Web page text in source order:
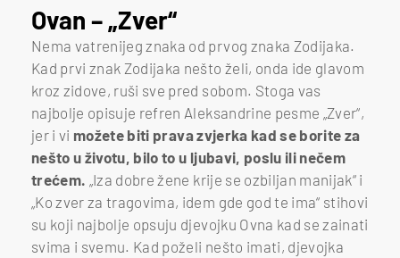
Ovan – „Zver“
Nema vatrenijeg znaka od prvog znaka Zodijaka.
Kad prvi znak Zodijaka nešto želi, onda ide glavom
kroz zidove, ruši sve pred sobom. Stoga vas
najbolje opisuje refren Aleksandrine pesme „Zver“,
jer i vi možete biti prava zvjerka kad se borite za
nešto u životu, bilo to u ljubavi, poslu ili nečem
trećem. „Iza dobre žene krije se ozbiljan manijak“ i
„Ko zver za tragovima, idem gde god te ima“ stihovi
su koji najbolje opsuju djevojku Ovna kad se zainati
svima i svemu. Kad poželi nešto imati, djevojka